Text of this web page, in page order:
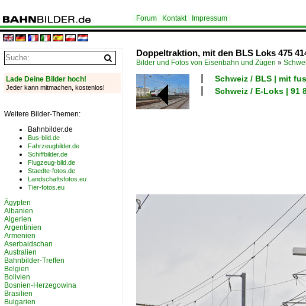
Forum Kontakt Impressum
Doppeltraktion, mit den BLS Loks 475
Bilder und Fotos von Eisenbahn und Zügen »
Schweiz / BLS | mit
Schweiz / E-Loks | 91
Lade Deine Bilder hoch!
Jeder kann mitmachen, kostenlos!
Weitere Bilder-Themen:
Bahnbilder.de
Bus-bild.de
Fahrzeugbilder.de
Schiffbilder.de
Flugzeug-bild.de
Staedte-fotos.de
Landschaftsfotos.eu
Tier-fotos.eu
Ägypten
Albanien
Algerien
Argentinien
Armenien
Aserbaidschan
Australien
Bahnbilder-Treffen
Belgien
Bolivien
Bosnien-Herzegowina
Brasilien
Bulgarien